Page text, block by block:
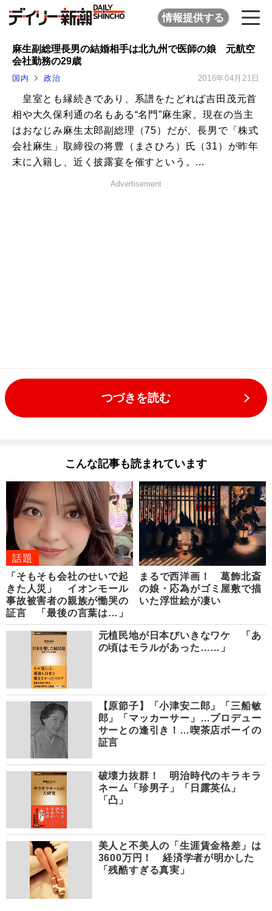
情報提供する
麻生副総理長男の結婚相手は北九州で医師の娘 元航空
会社勤務の29歳
国内 政治 2016年04月21日
皇室とも縁続きであり、系譜をたどれば吉田茂元首
相や大久保利通の名もある“名門”麻生家。現在の当主
はおなじみ麻生太郎副総理（75）だが、長男で「株式
会社麻生」取締役の将豊（まさひろ）氏（31）が昨年
末に入籍し、近く披露宴を催すという。...
Advertisement
つづきを読む
こんな記事も読まれています
話題
「そもそも会社のせいで起
きた人災」 イオンモール
事故被害者の親族が慟哭の
証言 「最後の言葉は…」
まるで西洋画！ 葛飾北斎
の娘・応為がゴミ屋敷で描
いた浮世絵が凄い
元植民地が日本びいきなワケ 「あ
の頃はモラルがあった……」
【原節子】「小津安二郎」「三船敏
郎」「マッカーサー」…プロデュー
サーとの逢引き！…喫茶店ボーイの
証言
破壊力抜群！ 明治時代のキラキラ
ネーム「珍男子」「日露英仏」
「凸」
美人と不美人の「生涯賃金格差」は
3600万円！ 経済学者が明かした
「残酷すぎる真実」